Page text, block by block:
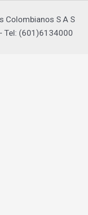
Colombianos S A S
Tel: (601)6134000